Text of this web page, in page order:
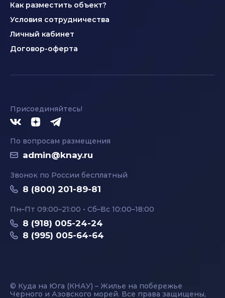
Как разместить объект?
Условия сотрудничества
Личный кабинет
Договор-оферта
Присоединяйтесь!
По вопросам размещения
admin@knay.ru
Звонок по России бесплатный
8 (800) 201-89-81
Пн–Пт 09:00–21:00 • Сб–Вс 10:00–18:00
8 (918) 005-24-24
8 (995) 005-64-64
© Куда на Юга (КНАУ) – Жилье на побережье
Черного и Азовского морей. Все права защищены,